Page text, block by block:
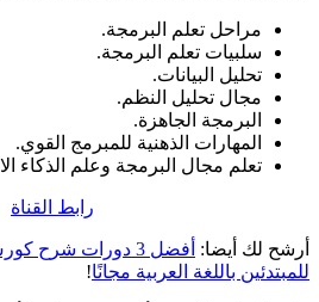
مراحل تعلم البرمجة.
سلبيات تعلم البرمجة.
تحليل البيانات.
مجال تحليل النظم.
البرمجة الجاهزة.
المهارات الذهنية للمبرمج القوي.
تعلم مجال البرمجة وعلم
رابط القناة
أرشح لك أيضا:
للمبتدئين باللغة العربية مجانًا!